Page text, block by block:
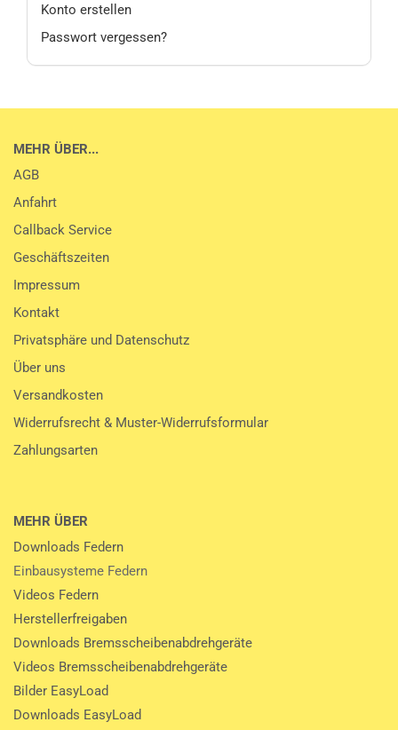
Konto erstellen
Passwort vergessen?
MEHR ÜBER...
AGB
Anfahrt
Callback Service
Geschäftszeiten
Impressum
Kontakt
Privatsphäre und Datenschutz
Über uns
Versandkosten
Widerrufsrecht & Muster-Widerrufsformular
Zahlungsarten
MEHR ÜBER
Downloads Federn
Einbausysteme Federn
Videos Federn
Herstellerfreigaben
Downloads Bremsscheibenabdrehgeräte
Videos Bremsscheibenabdrehgeräte
Bilder EasyLoad
Downloads EasyLoad